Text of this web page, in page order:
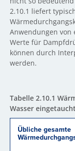
2.10.1 liefert
Anwendungen von
Werte für
können durch
werden.
Tabelle 2.10.1
Wasser
Übliche gesamte